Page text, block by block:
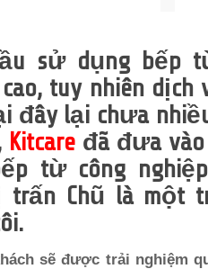
sử dụng bếp
cao, tuy nhiên
đây lại chưa
Kitcaređã đưa vào
từ công
trấn Chũ là một
sẽ được trải nghiệm